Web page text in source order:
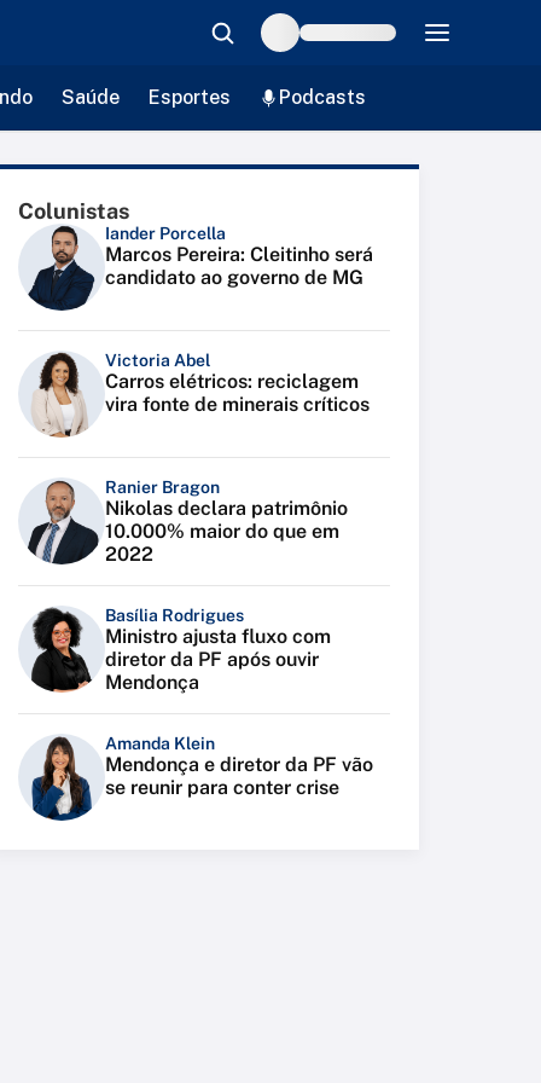
Saúde Esportes Podcasts
Colunistas
Iander Porcella
Marcos Pereira: Cleitinho será
candidato ao governo de MG
Victoria Abel
Carros elétricos: reciclagem
vira fonte de minerais críticos
Ranier Bragon
Nikolas declara patrimônio
10.000% maior do que em
2022
Basília Rodrigues
Ministro ajusta fluxo com
diretor da PF após ouvir
Mendonça
Amanda Klein
Mendonça e diretor da PF vão
se reunir para conter crise